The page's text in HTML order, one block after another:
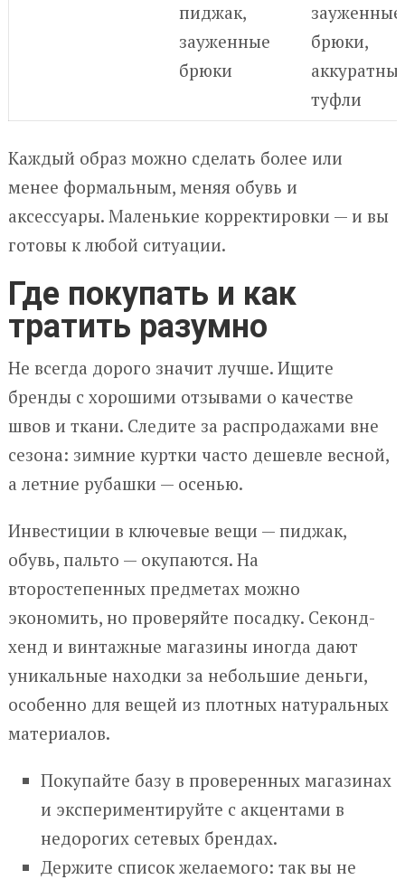
пиджак,
зауженные
брюки
зауженные
брюки,
туфли
Каждый образ можно сделать более или
менее формальным, меняя обувь и
аксессуары. Маленькие корректировки — и вы
готовы к любой ситуации.
Где покупать и как
тратить разумно
Не всегда дорого значит лучше. Ищите
бренды с хорошими отзывами о качестве
швов и ткани. Следите за распродажами вне
сезона: зимние куртки часто дешевле весной,
а летние рубашки — осенью.
Инвестиции в ключевые вещи — пиджак,
обувь, пальто — окупаются. На
второстепенных предметах можно
экономить, но проверяйте посадку. Секонд-
хенд и винтажные магазины иногда дают
уникальные находки за небольшие деньги,
особенно для вещей из плотных натуральных
материалов.
Покупайте базу в проверенных магазинах
и экспериментируйте с акцентами в
недорогих сетевых брендах.
Держите список желаемого: так вы не